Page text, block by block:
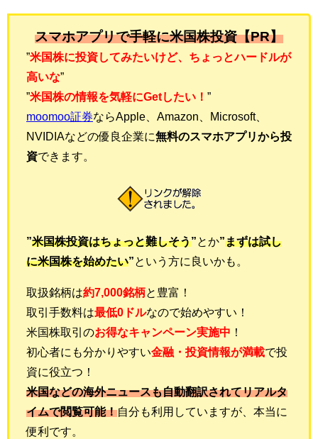
スマホアプリで手軽に米国株投資【PR】
”米国株に投資してみたいけど、ちょっとハードルが
高いな”
”米国株の情報を気軽にGetしたい！ ”
moomoo証券ならApple、Amazon、Microsoft、
NVIDIAなどの優良企業に無料のスマホアプリから投
資できます。
”米国株投資はちょっと難しそう” とか”まずは試し
に米国株を始めたい” という方に良いかも。
取扱銘柄は約7,000銘柄と豊富！
取引手数料は最低0ドルなので始めやすい！
米国株取引のお得なキャンペーン実施中 ！
初心者にも分かりやすい金融・投資情報が満載で投
資に役立つ ！
米国などの海外ニュースも自動翻訳されてリアルタ
イムで閲覧可能！自分も利用していますが、本当に
便利です。